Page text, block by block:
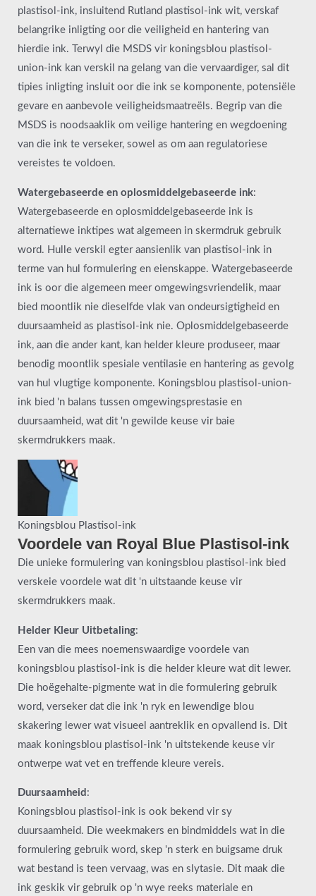
plastisol-ink, insluitend Rutland plastisol-ink wit, verskaf
belangrike inligting oor die veiligheid en hantering van
hierdie ink. Terwyl die MSDS vir koningsblou plastisol-
union-ink kan verskil na gelang van die vervaardiger, sal dit
tipies inligting insluit oor die ink se komponente, potensiële
gevare en aanbevole veiligheidsmaatreëls. Begrip van die
MSDS is noodsaaklik om veilige hantering en wegdoening
van die ink te verseker, sowel as om aan regulatoriese
vereistes te voldoen.
Watergebaseerde en oplosmiddelgebaseerde ink:
Watergebaseerde en oplosmiddelgebaseerde ink is
alternatiewe inktipes wat algemeen in skermdruk gebruik
word. Hulle verskil egter aansienlik van plastisol-ink in
terme van hul formulering en eienskappe. Watergebaseerde
ink is oor die algemeen meer omgewingsvriendelik, maar
bied moontlik nie dieselfde vlak van ondeursigtigheid en
duursaamheid as plastisol-ink nie. Oplosmiddelgebaseerde
ink, aan die ander kant, kan helder kleure produseer, maar
benodig moontlik spesiale ventilasie en hantering as gevolg
van hul vlugtige komponente. Koningsblou plastisol-union-
ink bied 'n balans tussen omgewingsprestasie en
duursaamheid, wat dit 'n gewilde keuse vir baie
skermdrukkers maak.
Koningsblou Plastisol-ink
Voordele van Royal Blue Plastisol-ink
Die unieke formulering van koningsblou plastisol-ink bied
verskeie voordele wat dit 'n uitstaande keuse vir
skermdrukkers maak.
Helder Kleur Uitbetaling:
Een van die mees noemenswaardige voordele van
koningsblou plastisol-ink is die helder kleure wat dit lewer.
Die hoëgehalte-pigmente wat in die formulering gebruik
word, verseker dat die ink 'n ryk en lewendige blou
skakering lewer wat visueel aantreklik en opvallend is. Dit
maak koningsblou plastisol-ink 'n uitstekende keuse vir
ontwerpe wat vet en treffende kleure vereis.
Duursaamheid :
Koningsblou plastisol-ink is ook bekend vir sy
duursaamheid. Die weekmakers en bindmiddels wat in die
formulering gebruik word, skep 'n sterk en buigsame druk
wat bestand is teen vervaag, was en slytasie. Dit maak die
ink geskik vir gebruik op 'n wye reeks materiale en